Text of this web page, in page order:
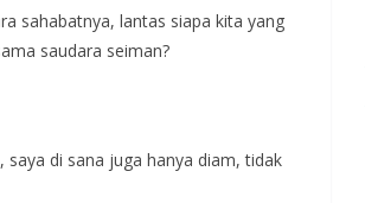
sahabatnya, lantas siapa kita yang
saudara seiman?
saya di sana juga hanya diam, tidak